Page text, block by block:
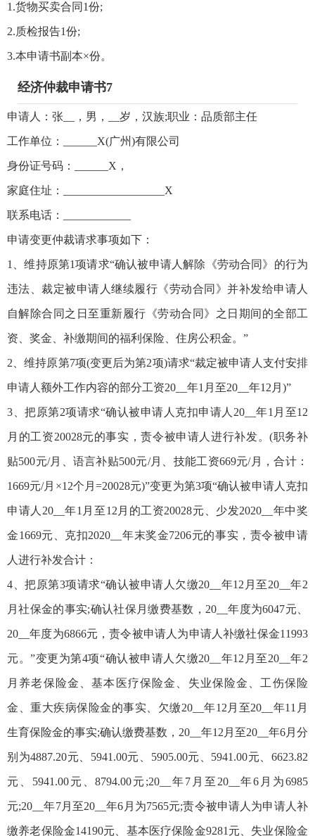
1.货物买卖合同1份;
2.质检报告1份;
3.本申请书副本×份。
经济仲裁申请书7
申请人：张__，男，__岁，汉族;职业：品质部主任
工作单位：______X(广州)有限公司
身份证号码：______X，
家庭住址：__________________X
联系电话：____________
申请变更仲裁请求事项如下：
1、维持原第1项请求“确认被申请人解除《劳动合同》的行为
违法、裁定被申请人继续履行《劳动合同》并补发给申请人
自解除合同之日至重新履行《劳动合同》之日期间的全部工
资、奖金、补缴期间的福利保险、住房公积金。”
2、维持原第7项(变更后为第2项)请求“裁定被申请人支付安排
申请人额外工作内容的部分工资20__年1月至20__年12月)”
3、把原第2项请求“确认被申请人克扣申请人20__年1月至12
月的工资20028元的事实，责令被申请人进行补发。(职务补
贴500元/月、语言补贴500元/月、技能工资669元/月，合计：
1669元/月×12个月=20028元)”变更为第3项“确认被申请人克扣
申请人20__年1月至12月的工资20028元、少发2020__年中奖
金1669元、克扣2020__年末奖金7206元的事实，责令被申请
人进行补发合计：
4、把原第3项请求“确认被申请人欠缴20__年12月至20__年2
月社保金的事实;确认社保月缴费基数，20__年度为6047元、
20__年度为6866元，责令被申请人为申请人补缴社保金11993
元。”变更为第4项“确认被申请人欠缴20__年12月至20__年2
月养老保险金、基本医疗保险金、失业保险金、工伤保险
金、重大疾病保险金的事实、欠缴20__年12月至20__年11月
生育保险金的事实;确认缴费基数，20__年12月至20__年6月分
别为4887.20元、5941.00元、5905.00元、5941.00元、6623.82
元、5941.00元、8794.00元;20__年7月至20__年6月为6985
元;20__年7月至20__年6月为7565元;责令被申请人为申请人补
缴养老保险金14190元、基本医疗保险金9281元、失业保险金